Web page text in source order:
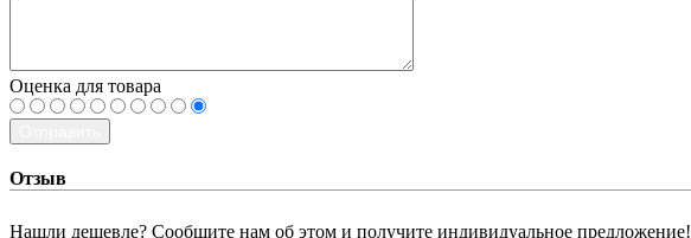
Оценка для товара
Отзыв
Нашли дешевле? Сообщите нам об этом и получите индивидуальное предложение!